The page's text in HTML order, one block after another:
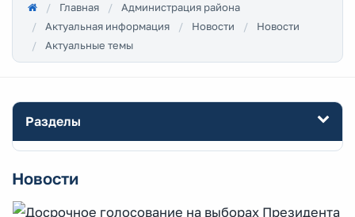
Главная
Администрация района
Актуальная информация
Новости
Новости
Актуальные темы
Разделы
Новости